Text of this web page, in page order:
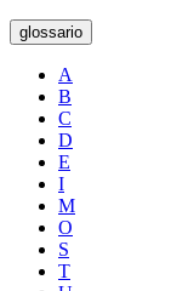
glossario
A
B
C
D
E
I
M
O
S
T